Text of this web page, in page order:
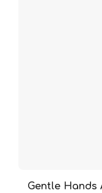
Gentle Hands